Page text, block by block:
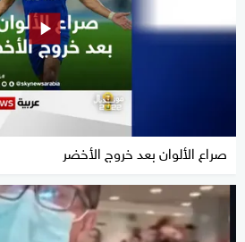
صراع الألوان بعد خروج الأخضر